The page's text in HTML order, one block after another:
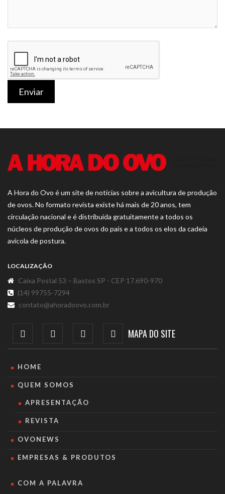
Enviar
A Hora do Ovo é um site de notícias sobre a avicultura de produção
de ovos. No formato revista existe há mais de 20 anos, tem
circulação nacional e é distribuída gratuitamente a todos os
núcleos de produção de ovos do país e a todos os elos da cadeia
avícola de postura.
LOCALIZAÇÃO
Caixa Postal 53 – Bastos SP - CEP 17.690-970
(14) 99755-7294
contato@ahoradoovo.com.br
MAPA DO SITE
HOME
QUEM SOMOS
APRESENTAÇÃO
REVISTA
OVONEWS
EMPRESAS & PRODUTOS
COM A PALAVRA